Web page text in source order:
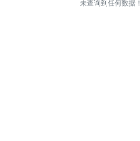
未查询到任何数据！